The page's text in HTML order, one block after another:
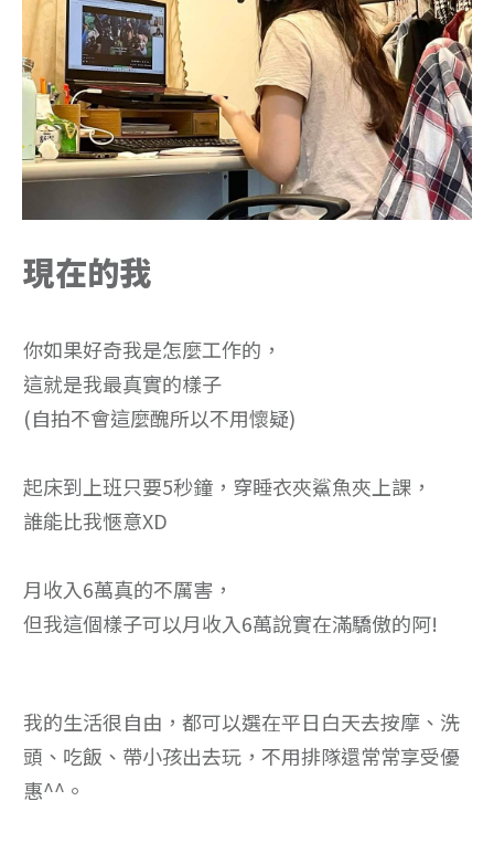
現在的我
你如果好奇我是怎麼工作的，
這就是我最真實的樣子
(自拍不會這麼醜所以不用懷疑)
起床到上班只要5秒鐘，穿睡衣夾鯊魚夾上課，
誰能比我愜意XD
月收入6萬真的不厲害，
但我這個樣子可以月收入6萬說實在滿驕傲的阿!
我的生活很自由，都可以選在平日白天去按摩、洗
頭、吃飯、帶小孩出去玩，不用排隊還常常享受優
惠^^。